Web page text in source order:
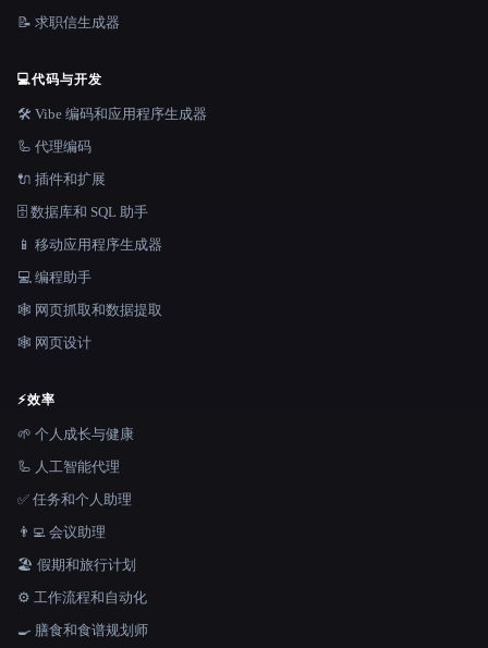
📝 求职信生成器
💻代码与开发
🛠️ Vibe 编码和应用程序生成器
🦾 代理编码
🔌 插件和扩展
🗄️ 数据库和 SQL 助手
📱 移动应用程序生成器
💻 编程助手
🕸️ 网页抓取和数据提取
🕸 网页设计
⚡效率
🌱 个人成长与健康
🦾 人工智能代理
✅ 任务和个人助理
👨‍💻 会议助理
🏖 假期和旅行计划
⚙️ 工作流程和自动化
🍳 膳食和食谱规划师